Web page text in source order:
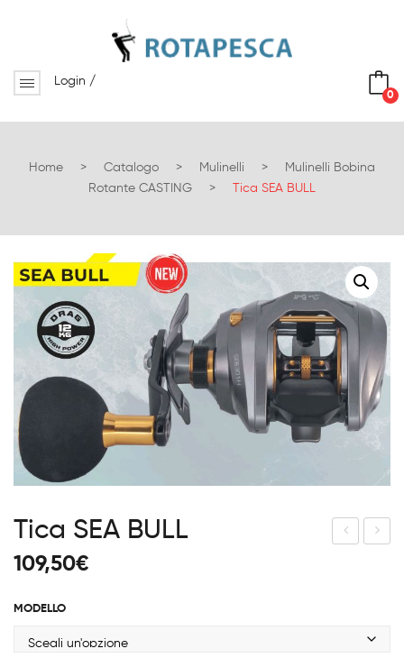
0
Login /
Home > Catalogo > Mulinelli >
Mulinelli Bobina
Rotante CASTING
> Tica SEA BULL
Tica SEA BULL
109,50€
MODELLO